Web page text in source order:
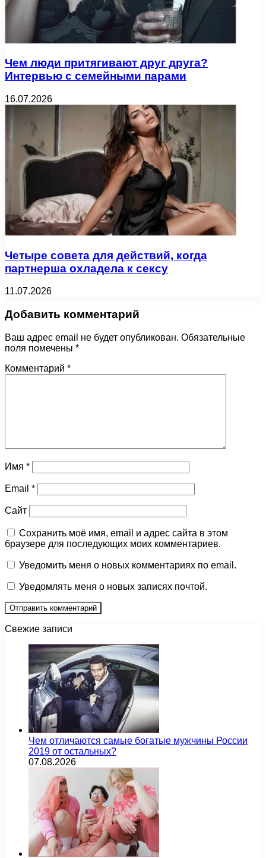
Чем люди притягивают друг друга?
Интервью с семейными парами
16.07.2026
Четыре совета для действий, когда
партнерша охладела к сексу
11.07.2026
Добавить комментарий
Ваш адрес email не будет опубликован. Обязательные
поля помечены *
Комментарий *
Имя *
Email *
Сайт
Сохранить моё имя, email и адрес сайта в этом
браузере для последующих моих комментариев.
Уведомить меня о новых комментариях по email.
Уведомлять меня о новых записях почтой.
Свежие записи
Чем отличаются самые богатые мужчины России
2019 от остальных?
07.08.2026